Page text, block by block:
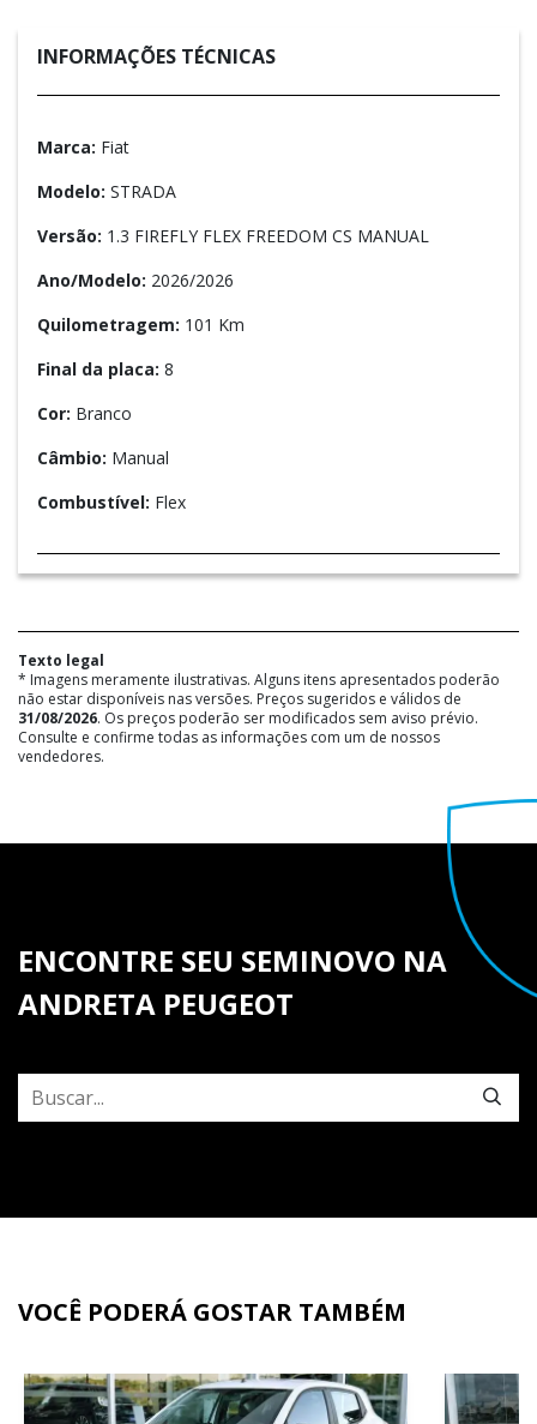
INFORMAÇÕES TÉCNICAS
Marca: Fiat
Modelo: STRADA
Versão: 1.3 FIREFLY FLEX FREEDOM CS MANUAL
Ano/Modelo: 2026/2026
Quilometragem: 101 Km
Final da placa: 8
Cor: Branco
Câmbio: Manual
Combustível: Flex
Texto legal
* Imagens meramente ilustrativas. Alguns itens apresentados poderão
não estar disponíveis nas versões. Preços sugeridos e válidos de
31/08/2026. Os preços poderão ser modificados sem aviso prévio.
Consulte e confirme todas as informações com um de nossos
vendedores.
ENCONTRE SEU SEMINOVO NA
ANDRETA PEUGEOT
VOCÊ PODERÁ GOSTAR TAMBÉM